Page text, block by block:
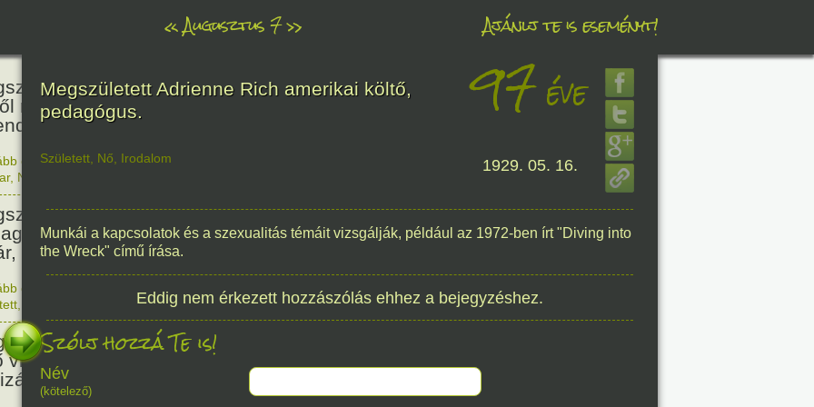
«Augusztus 7» Ajánlj te is eseményt!
Báthori Erzsébet,
rémséges és kegyetlen
éltek.
466éve
olvasom|Nincs hozzászólás, szólj hozzá!
, Nő
Kondor Gusztáv
matematikus, egyetemi
akadémikus.
201éve
olvasom
Nincs hozzászólás, szólj hozzá!
1825. 08. 07.
Mata Hari, a híres
világháborús táncosnő,
és kém.
150éve
Megszületett Adrienne Rich amerikai költő,
pedagógus.
97éve
Született Nő Irodalom 1929. 05. 16.
Munkái a kapcsolatok és a szexualitás témáit vizsgálják, például az 1972-ben írt "Diving into
the Wreck" című írása.
Eddig nem érkezett hozzászólás ehhez a bejegyzéshez.
Szólj hozzá Te is!
Név
(kötelező)